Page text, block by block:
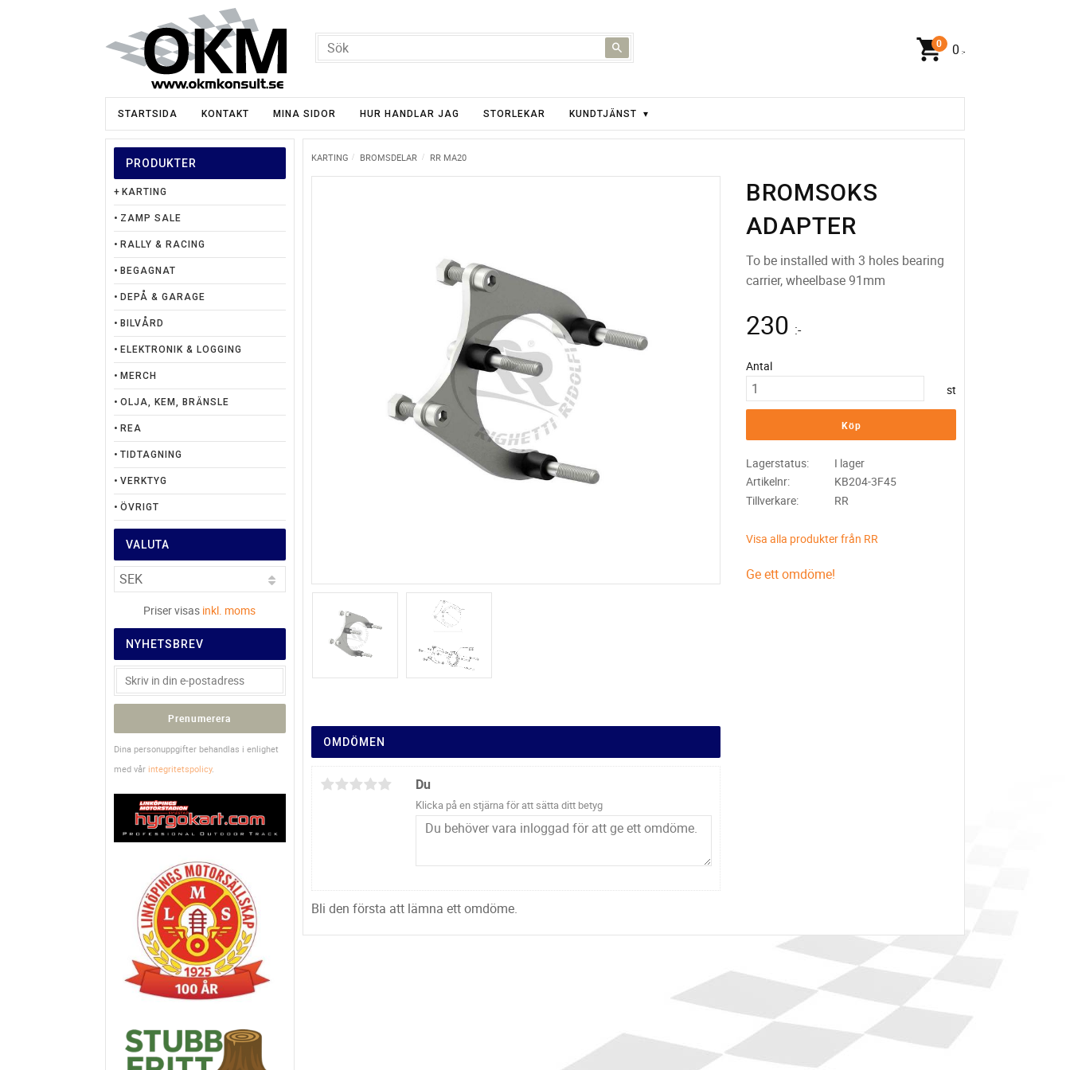
0 :-
STARTSIDA KONTAKT MINA SIDOR HUR HANDLAR JAG STORLEKAR KUNDTJÄNST
KARTING BROMSDELAR RR MA20
BROMSOKS
ADAPTER
To be installed with 3 holes bearing
carrier, wheelbase 91mm
230 :-
Antal
st
Köp
Lagerstatus
I lager
Artikelnr
KB204-3F45
Tillverkare
RR
Visa alla produkter från RR
Ge ett omdöme!
OMDÖMEN
Du
Klicka på en stjärna för att sätta ditt betyg
Bli den första att lämna ett omdöme.
PRODUKTER
KARTING
ZAMP SALE
RALLY & RACING
BEGAGNAT
DEPÅ & GARAGE
BILVÅRD
ELEKTRONIK & LOGGING
MERCH
OLJA, KEM, BRÄNSLE
REA
TIDTAGNING
VERKTYG
ÖVRIGT
VALUTA
Priser visas inkl. moms
NYHETSBREV
Prenumerera
Dina personuppgifter behandlas i enlighet
med vår integritetspolicy.